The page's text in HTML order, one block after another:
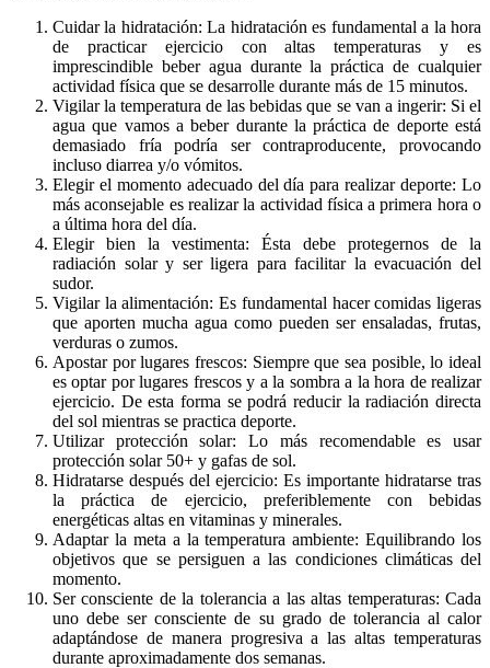
Cuidar la hidratación: La hidratación es fundamental a la hora
de practicar ejercicio con altas temperaturas y es
imprescindible beber agua durante la práctica de cualquier
actividad física que se desarrolle durante más de 15 minutos.
Vigilar la temperatura de las bebidas que se van a ingerir: Si el
agua que vamos a beber durante la práctica de deporte está
demasiado fría podría ser contraproducente, provocando
incluso diarrea y/o vómitos.
Elegir el momento adecuado del día para realizar deporte: Lo
más aconsejable es realizar la actividad física a primera hora o
a última hora del día.
Elegir bien la vestimenta: Ésta debe protegernos de la
radiación solar y ser ligera para facilitar la evacuación del
sudor.
Vigilar la alimentación: Es fundamental hacer comidas ligeras
que aporten mucha agua como pueden ser ensaladas, frutas,
verduras o zumos.
Apostar por lugares frescos: Siempre que sea posible, lo ideal
es optar por lugares frescos y a la sombra a la hora de realizar
ejercicio. De esta forma se podrá reducir la radiación directa
del sol mientras se practica deporte.
Utilizar protección solar: Lo más recomendable es usar
protección solar 50+ y gafas de sol.
Hidratarse después del ejercicio: Es importante hidratarse tras
la práctica de ejercicio, preferiblemente con bebidas
energéticas altas en vitaminas y minerales.
Adaptar la meta a la temperatura ambiente: Equilibrando los
objetivos que se persiguen a las condiciones climáticas del
momento.
Ser consciente de la tolerancia a las altas temperaturas: Cada
uno debe ser consciente de su grado de tolerancia al calor
adaptándose de manera progresiva a las altas temperaturas
durante aproximadamente dos semanas.